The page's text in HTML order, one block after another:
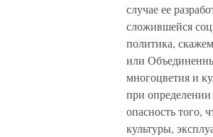
случае ее
сложившейся
политика,
или
многоцветия и
при
опасность того,
культуры,